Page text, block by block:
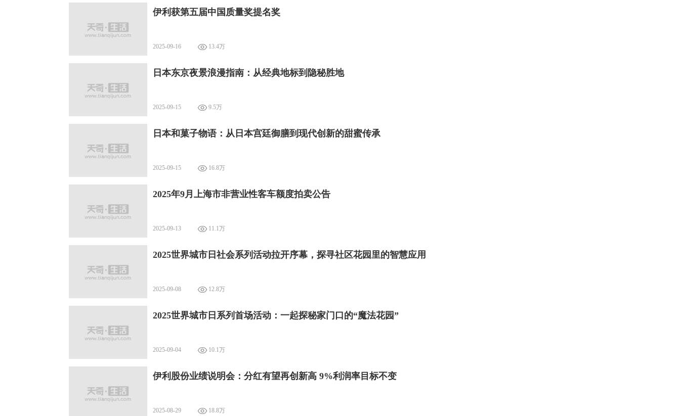
伊利获第五届中国质量奖提名奖
2025-09-16 13.4万
日本东京夜景浪漫指南：从经典地标到隐秘胜地
2025-09-15 9.5万
日本和菓子物语：从日本宫廷御膳到现代创新的甜蜜传承
2025-09-15 16.8万
2025年9月上海市非营业性客车额度拍卖公告
2025-09-13 11.1万
2025世界城市日社会系列活动拉开序幕，探寻社区花园里的智慧应用
2025-09-08 12.8万
2025世界城市日系列首场活动：一起探秘家门口的“魔法花园”
2025-09-04 10.1万
伊利股份业绩说明会：分红有望再创新高 9%利润率目标不变
2025-08-29 18.8万